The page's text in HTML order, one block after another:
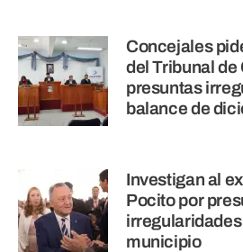
Concejales
del Tribunal de
presuntas
balance de
Investigan al
Pocito por
municipio